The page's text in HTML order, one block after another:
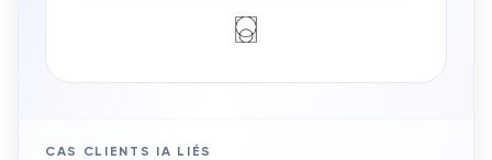
CAS CLIENTS IA LIÉS